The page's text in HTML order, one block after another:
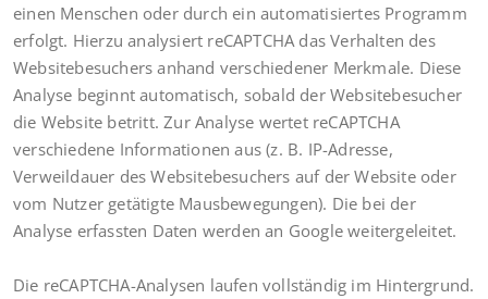
einen Menschen oder durch ein automatisiertes Programm
erfolgt. Hierzu analysiert reCAPTCHA das Verhalten des
Websitebesuchers anhand verschiedener Merkmale. Diese
Analyse beginnt automatisch, sobald der Websitebesucher
die Website betritt. Zur Analyse wertet reCAPTCHA
verschiedene Informationen aus (z. B. IP-Adresse,
Verweildauer des Websitebesuchers auf der Website oder
vom Nutzer getätigte Mausbewegungen). Die bei der
Analyse erfassten Daten werden an Google weitergeleitet.
Die reCAPTCHA-Analysen laufen vollständig im Hintergrund.